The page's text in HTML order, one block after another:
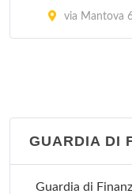
via Mantova
GUARDIA DI
Guardia di